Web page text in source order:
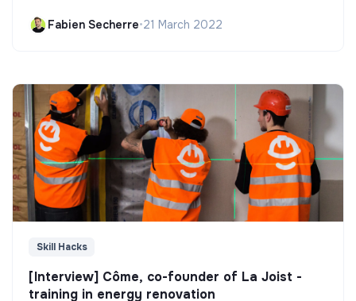
Fabien Secherre•21 March 2022
Skill Hacks
[Interview] Côme, co-founder of La Joist -
training in energy renovation